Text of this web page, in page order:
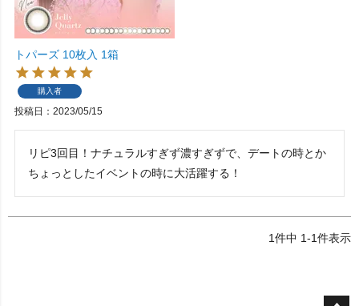
トパーズ 10枚入 1箱
購入者
投稿日 2023/05/15
リピ3回目！ナチュラルすぎず濃すぎずで、デートの時とか
ちょっとしたイベントの時に大活躍する！
1件中 1-1件表示